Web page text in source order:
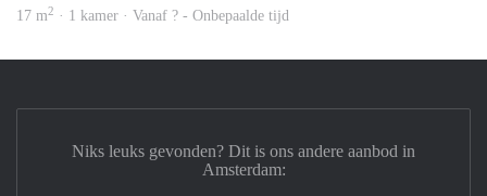
17 m2 · 1 kamer · Vanaf ? - Onbepaalde tijd
Niks leuks gevonden? Dit is ons andere aanbod in
Amsterdam: